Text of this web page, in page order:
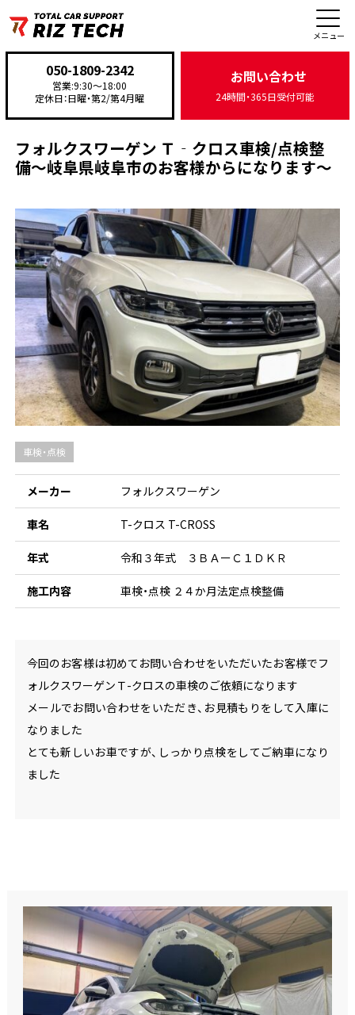
メニュー
050-1809-2342
営業:9:30〜18:00
定休日：日曜・第2/第4月曜
お問い合わせ
24時間・365日受付可能
施工事例>車検・点検>フォルクスワーゲン Ｔ‐クロス車検/点検整備～岐阜県岐
フォルクスワーゲン Ｔ‐クロス車検/点検整
備～岐阜県岐阜市のお客様からになります～
車検・点検
メーカー フォルクスワーゲン
車名 T-クロス T-CROSS
年式 令和３年式 ３ＢＡーＣ１ＤＫＲ
施工内容 車検・点検 ２４か月法定点検整備
今回のお客様は初めてお問い合わせをいただいたお客様でフ
ォルクスワーゲンＴ-クロスの車検のご依頼になります
メールでお問い合わせをいただき、お見積もりをして入庫に
なりました
とても新しいお車ですが、しっかり点検をしてご納車になり
ました